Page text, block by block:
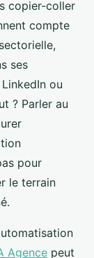
copier-coller
compte
ses
ou
? Parler au
pour
le terrain
Agence peut